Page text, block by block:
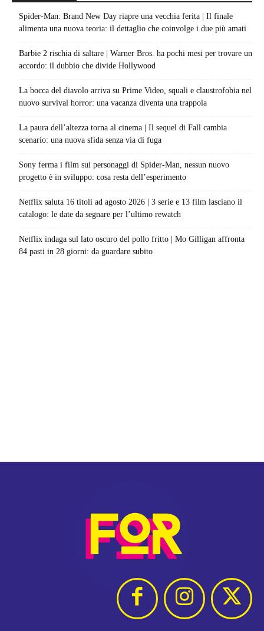
Spider-Man: Brand New Day riapre una vecchia ferita | Il finale
alimenta una nuova teoria: il dettaglio che coinvolge i due più amati
Barbie 2 rischia di saltare | Warner Bros. ha pochi mesi per trovare un
accordo: il dubbio che divide Hollywood
La bocca del diavolo arriva su Prime Video, squali e claustrofobia nel
nuovo survival horror: una vacanza diventa una trappola
La paura dell’altezza torna al cinema | Il sequel di Fall cambia
scenario: una nuova sfida senza via di fuga
Sony ferma i film sui personaggi di Spider-Man, nessun nuovo
progetto è in sviluppo: cosa resta dell’esperimento
Netflix saluta 16 titoli ad agosto 2026 | 3 serie e 13 film lasciano il
catalogo: le date da segnare per l’ultimo rewatch
Netflix indaga sul lato oscuro del pollo fritto | Mo Gilligan affronta
84 pasti in 28 giorni: da guardare subito